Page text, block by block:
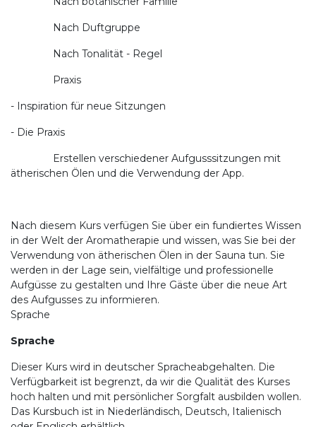
Nach Duftgruppe
Nach Tonalität - Regel
Praxis
- Inspiration für neue Sitzungen
- Die Praxis
Erstellen verschiedener Aufgusssitzungen mit
ätherischen Ölen und die Verwendung der App.
Nach diesem Kurs verfügen Sie über ein fundiertes Wissen
in der Welt der Aromatherapie und wissen, was Sie bei der
Verwendung von ätherischen Ölen in der Sauna tun. Sie
werden in der Lage sein, vielfältige und professionelle
Aufgüsse zu gestalten und Ihre Gäste über die neue Art
des Aufgusses zu informieren.
Sprache
Sprache
Dieser Kurs wird in deutscher Spracheabgehalten. Die
Verfügbarkeit ist begrenzt, da wir die Qualität des Kurses
hoch halten und mit persönlicher Sorgfalt ausbilden wollen.
Das Kursbuch ist in Niederländisch, Deutsch, Italienisch